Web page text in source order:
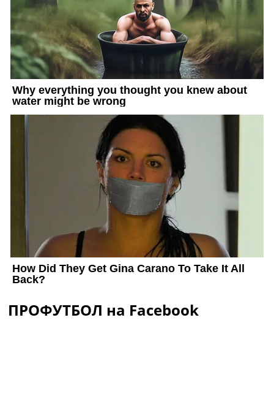
ПРОФУТБОЛ на Facebook